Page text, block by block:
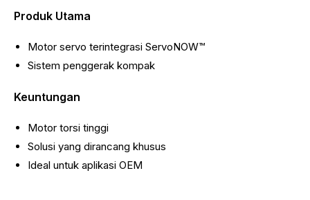
Produk Utama
Motor servo terintegrasi ServoNOW™
Sistem penggerak kompak
Keuntungan
Motor torsi tinggi
Solusi yang dirancang khusus
Ideal untuk aplikasi OEM